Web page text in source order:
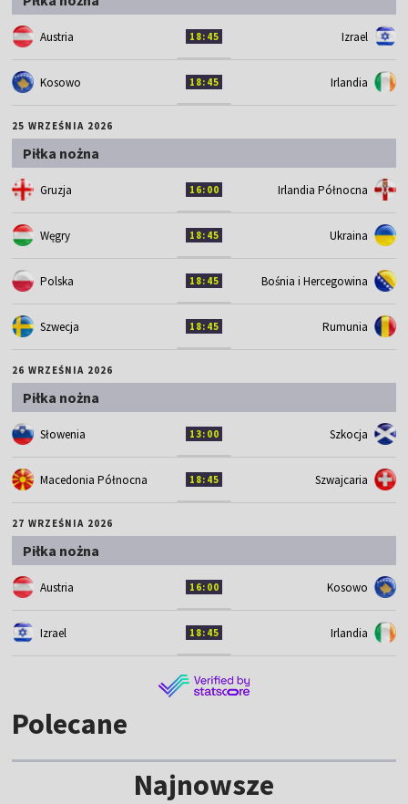
Austria 18:45 Izrael
Kosowo 18:45 Irlandia
25 WRZEŚNIA 2026
Piłka nożna
Gruzja 16:00 Irlandia Północna
Węgry 18:45 Ukraina
Polska 18:45 Bośnia i Hercegowina
Szwecja 18:45 Rumunia
26 WRZEŚNIA 2026
Piłka nożna
Słowenia 13:00 Szkocja
Macedonia Północna 18:45 Szwajcaria
27 WRZEŚNIA 2026
Piłka nożna
Austria 16:00 Kosowo
Izrael 18:45 Irlandia
Polecane
Najnowsze